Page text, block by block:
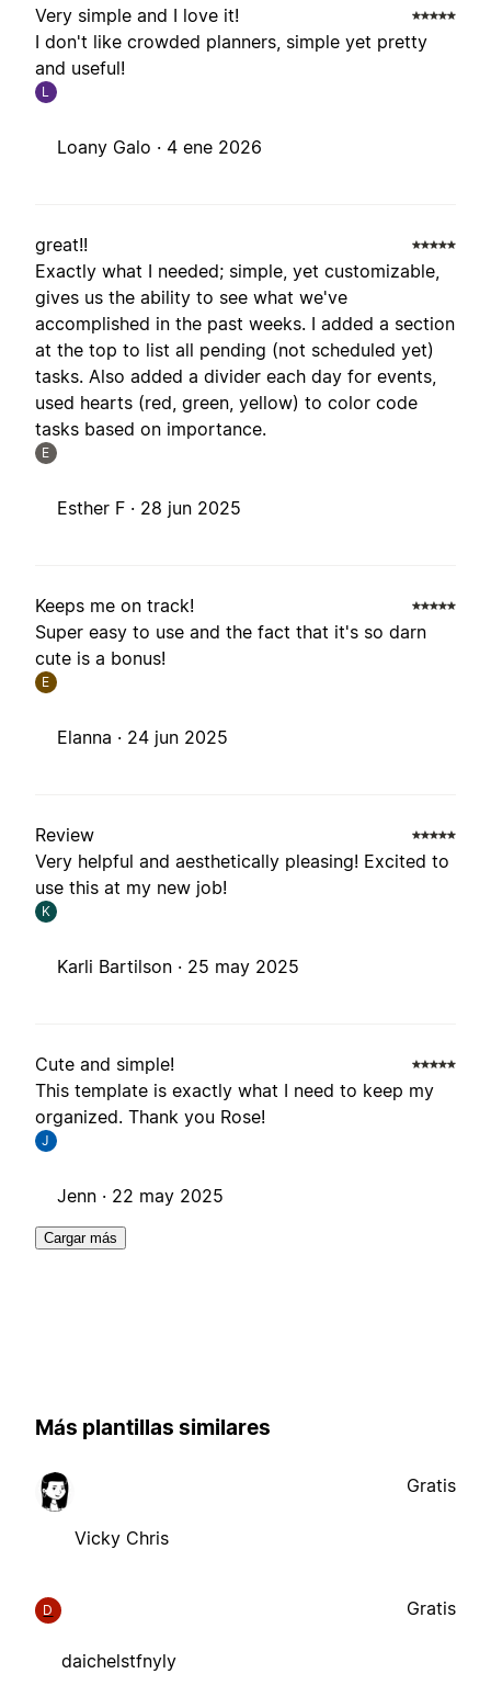
Very simple and I love it!
I don't like crowded planners, simple yet pretty
and useful!
L
Loany Galo · 4 ene 2026
great!!
Exactly what I needed; simple, yet customizable,
gives us the ability to see what we've
accomplished in the past weeks. I added a section
at the top to list all pending (not scheduled yet)
tasks. Also added a divider each day for events,
used hearts (red, green, yellow) to color code
tasks based on importance.
E
Esther F · 28 jun 2025
Keeps me on track!
Super easy to use and the fact that it's so darn
cute is a bonus!
E
Elanna · 24 jun 2025
Review
Very helpful and aesthetically pleasing! Excited to
use this at my new job!
K
Karli Bartilson · 25 may 2025
Cute and simple!
This template is exactly what I need to keep my
organized. Thank you Rose!
J
Jenn · 22 may 2025
Cargar más
Más plantillas similares
Vicky Chris
Gratis
D
daichelstfnyly
Gratis